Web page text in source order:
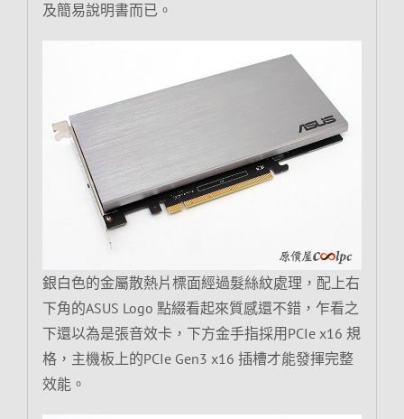
及簡易說明書而已。
銀白色的金屬散熱片標面經過髮絲紋處理，配上右
下角的ASUS Logo 點綴看起來質感還不錯，乍看之
下還以為是張音效卡，下方金手指採用PCIe x16 規
格，主機板上的PCIe Gen3 x16 插槽才能發揮完整
效能。